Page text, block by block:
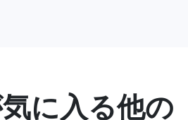
に入る他の